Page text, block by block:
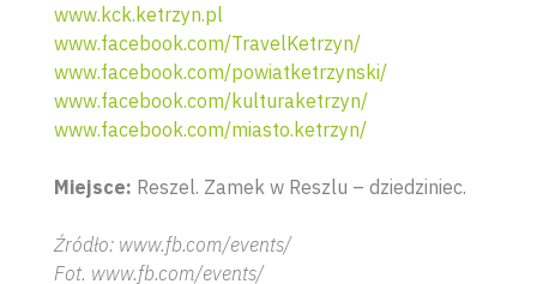
www.kck.ketrzyn.pl
www.facebook.com/TravelKetrzyn/
www.facebook.com/powiatketrzynski/
www.facebook.com/kulturaketrzyn/
www.facebook.com/miasto.ketrzyn/
Miejsce: Reszel. Zamek w Reszlu – dziedziniec.
Źródło: www.fb.com/events/
Fot. www.fb.com/events/